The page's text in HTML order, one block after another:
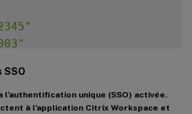
bin/sh"
l’authentification unique (SSO) activée.
à l’application Citrix Workspace et